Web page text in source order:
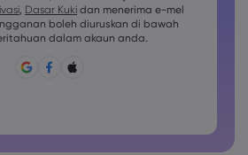
mengandungi sekurang-kurangnya 1
mengandungi ~!@#£%^&amp;*()_-
boleh mengandungi jarak
, Dasar Kuki dan menerima e-mel
boleh diuruskan di bawah
dalam akaun anda.